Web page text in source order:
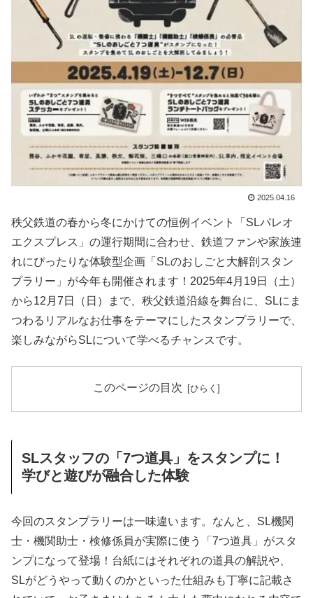
2025.04.16
秩父鉄道の春から冬にかけての恒例イベント「SLパレオ
エクスプレス」の運行期間に合わせ、鉄道ファンや家族連
れにぴったりな体験型企画「SLのおしごと大解剖スタン
プラリー」が今年も開催されます！2025年4月19日（土）
から12月7日（日）まで、秩父鉄道沿線を舞台に、SLにま
つわるリアルなお仕事をテーマにしたスタンプラリーで、
楽しみながらSLについて学べるチャンスです。
このページの目次
SLスタッフの「7つ道具」をスタンプに！
学びと遊びが融合した体験
今回のスタンプラリーは一味違います。なんと、SL機関
士・機関助士・検修係員が実際に使う「7つ道具」がスタ
ンプになって登場！台紙にはそれぞれの道具の解説や、
SLがどうやって動くのかといった仕組みも丁寧に記載さ